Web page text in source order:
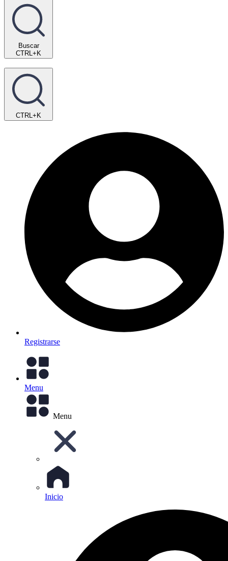
Buscar
CTRL+K
CTRL+K
Registrarse
Menu
Menu
Inicio